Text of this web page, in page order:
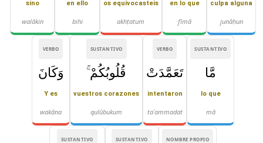
culpa alguna
junāḥun
en lo que
fīmā
os equivocasteis
akhṭatum
en ello
bihi
sino
walākin
SUSTANTIVO
مَّا
lo que
mā
VERBO
تَعَمَّدَتْ
intentaron
taʿammadat
SUSTANTIVO
قُلُوبُكُمْ ۚ
vuestros corazones
qulūbukum
VERBO
وَكَانَ
Y es
wakāna
NOMBRE PROPIO
SUSTANTIVO
SUSTANTIVO